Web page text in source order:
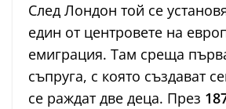
След Лондон той се
един от центровете на
емиграция. Там среща
съпруга, с която създават
се раждат две деца. През